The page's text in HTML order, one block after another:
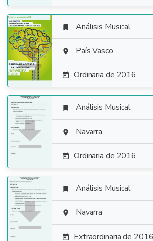

 Análisis Musical
 País Vasco
 Ordinaria de 2016

 Análisis Musical
 Navarra
 Ordinaria de 2016

 Análisis Musical
 Navarra
 Extraordinaria de 2016